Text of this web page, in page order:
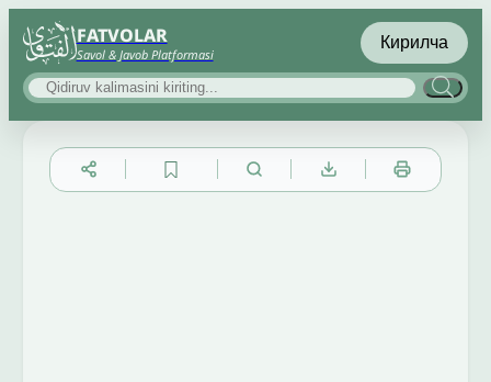
FATVOLAR
Savol & Javob Platformasi
Кирилча